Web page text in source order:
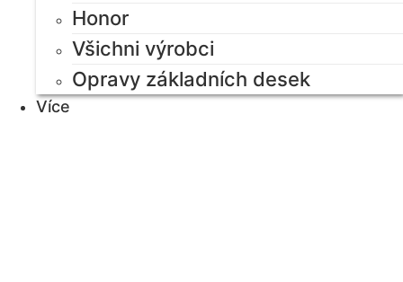
Honor
Všichni výrobci
Opravy základních desek
Více